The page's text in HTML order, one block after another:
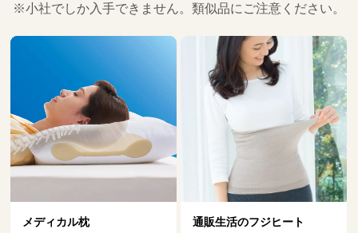
※小社でしか入手できません。類似品にご注意ください。
メディカル枕 通販生活のフジヒート